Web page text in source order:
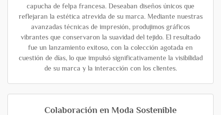
capucha de felpa francesa. Deseaban diseños únicos que
reflejaran la estética atrevida de su marca. Mediante nuestras
avanzadas técnicas de impresión, produjimos gráficos
vibrantes que conservaron la suavidad del tejido. El resultado
fue un lanzamiento exitoso, con la colección agotada en
cuestión de días, lo que impulsó significativamente la visibilidad
de su marca y la interacción con los clientes.
Colaboración en Moda Sostenible